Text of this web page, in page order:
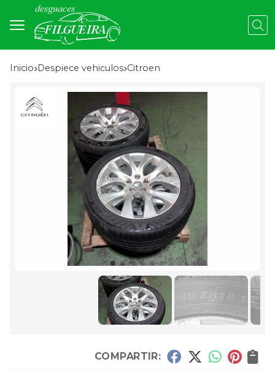
Inicio despiece vehiculos citroen
COMPARTIR: